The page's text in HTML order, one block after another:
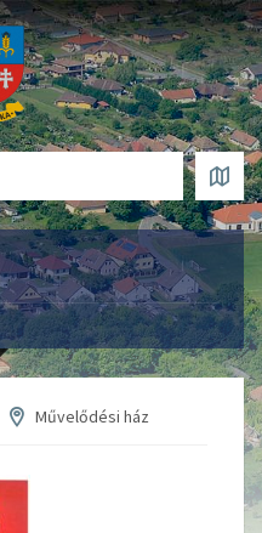
Művelődési ház